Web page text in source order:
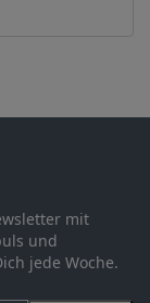
mit
und
jede Woche.